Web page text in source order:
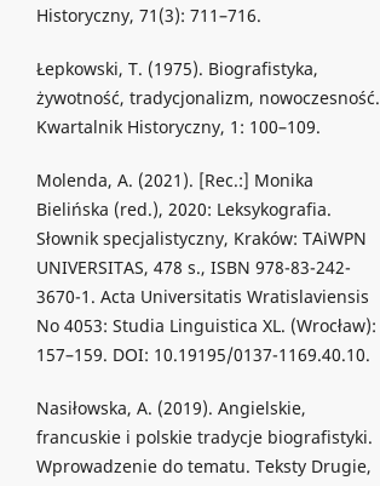
Historyczny, 71(3): 711–716.
Łepkowski, T. (1975). Biografistyka,
żywotność, tradycjonalizm, nowoczesność.
Kwartalnik Historyczny, 1: 100–109.
Molenda, A. (2021). [Rec.:] Monika
Bielińska (red.), 2020: Leksykografia.
Słownik specjalistyczny, Kraków: TAiWPN
UNIVERSITAS, 478 s., ISBN 978-83-242-
3670-1. Acta Universitatis Wratislaviensis
No 4053: Studia Linguistica XL. (Wrocław):
157–159. DOI: 10.19195/0137-1169.40.10.
Nasiłowska, A. (2019). Angielskie,
francuskie i polskie tradycje biografistyki.
Wprowadzenie do tematu. Teksty Drugie,